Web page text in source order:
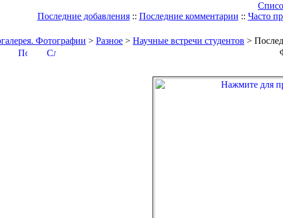
Последние добавления:: Последние комментарии :: Часто
Фотографии > Разное > Научные встречи студентов >